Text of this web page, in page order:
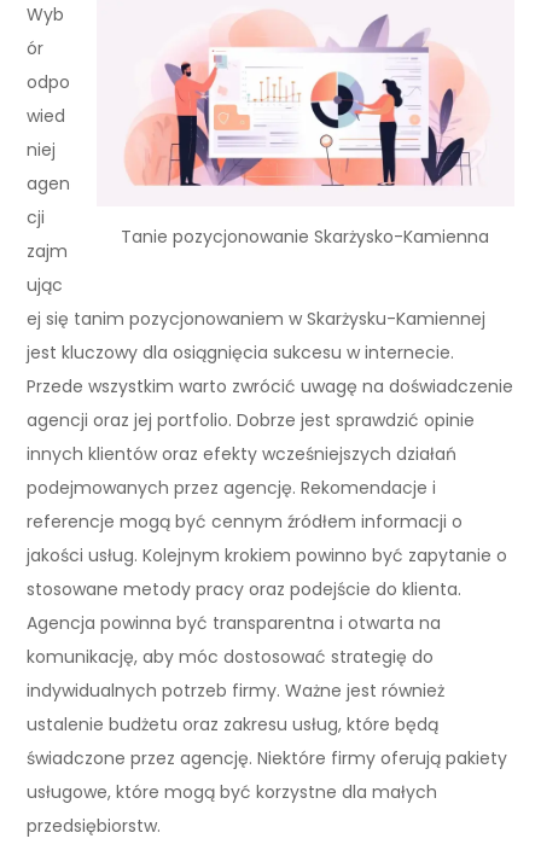
Tanie pozycjonowanie Skarżysko-Kamienna
Wyb
ór
odpo
wied
niej
agen
cji
zajm
ując
ej się tanim pozycjonowaniem w Skarżysku-Kamiennej
jest kluczowy dla osiągnięcia sukcesu w internecie.
Przede wszystkim warto zwrócić uwagę na doświadczenie
agencji oraz jej portfolio. Dobrze jest sprawdzić opinie
innych klientów oraz efekty wcześniejszych działań
podejmowanych przez agencję. Rekomendacje i
referencje mogą być cennym źródłem informacji o
jakości usług. Kolejnym krokiem powinno być zapytanie o
stosowane metody pracy oraz podejście do klienta.
Agencja powinna być transparentna i otwarta na
komunikację, aby móc dostosować strategię do
indywidualnych potrzeb firmy. Ważne jest również
ustalenie budżetu oraz zakresu usług, które będą
świadczone przez agencję. Niektóre firmy oferują pakiety
usługowe, które mogą być korzystne dla małych
przedsiębiorstw.